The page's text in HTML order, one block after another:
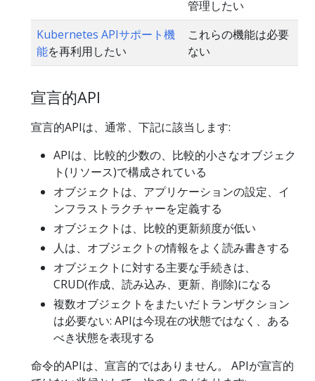
管理したい
Kubernetes APIサポート機
能を再利用したい
これらの機能は必要
ない
宣言的API
宣言的APIは、通常、下記に該当します:
APIは、比較的少数の、比較的小さなオブジェク
ト(リソース)で構成されている
オブジェクトは、アプリケーションの設定、イ
ンフラストラクチャーを定義する
オブジェクトは、比較的更新頻度が低い
人は、オブジェクトの情報をよく読み書きする
オブジェクトに対する主要な手続きは、
CRUD(作成、読み込み、更新、削除)になる
複数オブジェクトをまたいだトランザクション
は必要ない: APIは今現在の状態ではなく、ある
べき状態を表現する
命令的APIは、宣言的ではありません。 APIが宣言的